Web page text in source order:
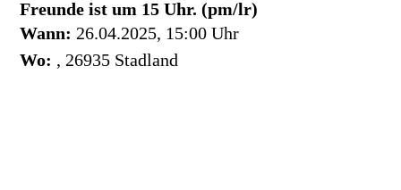
Freunde ist um 15 Uhr. (pm/lr)
Wann: 26.04.2025, 15:00 Uhr
Wo: , 26935 Stadland